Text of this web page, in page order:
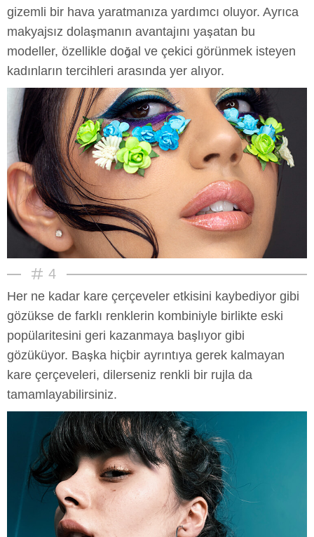
gizemli bir hava yaratmanıza yardımcı oluyor. Ayrıca
makyajsız dolaşmanın avantajını yaşatan bu
modeller, özellikle doğal ve çekici görünmek isteyen
kadınların tercihleri arasında yer alıyor.
4
Her ne kadar kare çerçeveler etkisini kaybediyor gibi
gözükse de farklı renklerin kombiniyle birlikte eski
popülaritesini geri kazanmaya başlıyor gibi
gözüküyor. Başka hiçbir ayrıntıya gerek kalmayan
kare çerçeveleri, dilerseniz renkli bir rujla da
tamamlayabilirsiniz.